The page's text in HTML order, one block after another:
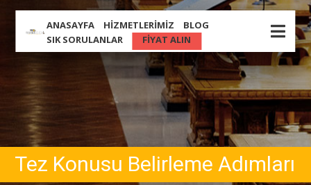
ANASAYFA HIZMETLERIMIZ
BLOG
SIK SORULANLAR
FIYAT ALIN
Tez Konusu Belirleme Adımları